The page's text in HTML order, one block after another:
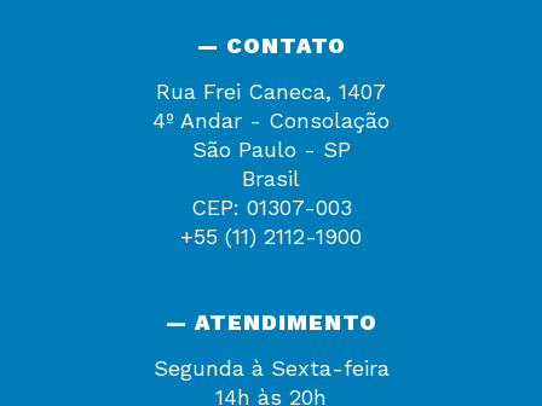
— CONTATO
Rua Frei Caneca, 1407
4º Andar - Consolação
São Paulo - SP
Brasil
CEP: 01307-003
+55 (11) 2112-1900
— ATENDIMENTO
Segunda à Sexta-feira
14h às 20h